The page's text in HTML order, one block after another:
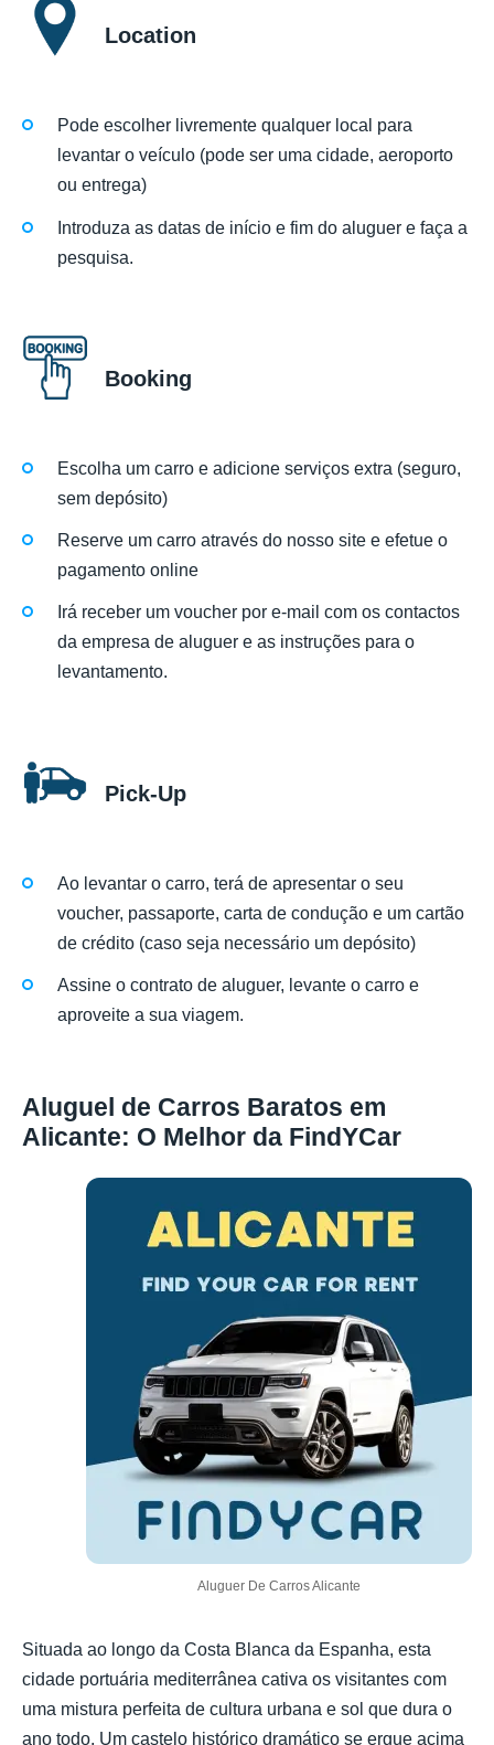
Location
Pode escolher livremente qualquer local para
levantar o veículo (pode ser uma cidade, aeroporto
ou entrega)
Introduza as datas de início e fim do aluguer e faça a
pesquisa.
Booking
Escolha um carro e adicione serviços extra (seguro,
sem depósito)
Reserve um carro através do nosso site e efetue o
pagamento online
Irá receber um voucher por e-mail com os contactos
da empresa de aluguer e as instruções para o
levantamento.
Pick-Up
Ao levantar o carro, terá de apresentar o seu
voucher, passaporte, carta de condução e um cartão
de crédito (caso seja necessário um depósito)
Assine o contrato de aluguer, levante o carro e
aproveite a sua viagem.
Aluguel de Carros Baratos em
Alicante: O Melhor da FindYCar
Aluguer De Carros Alicante
Situada ao longo da Costa Blanca da Espanha, esta
cidade portuária mediterrânea cativa os visitantes com
uma mistura perfeita de cultura urbana e sol que dura o
ano todo. Um castelo histórico dramático se ergue acima